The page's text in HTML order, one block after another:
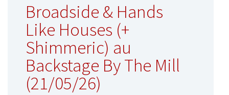
Broadside & Hands
Like Houses (+
Shimmeric) au
Backstage By The Mill
(21/05/26)